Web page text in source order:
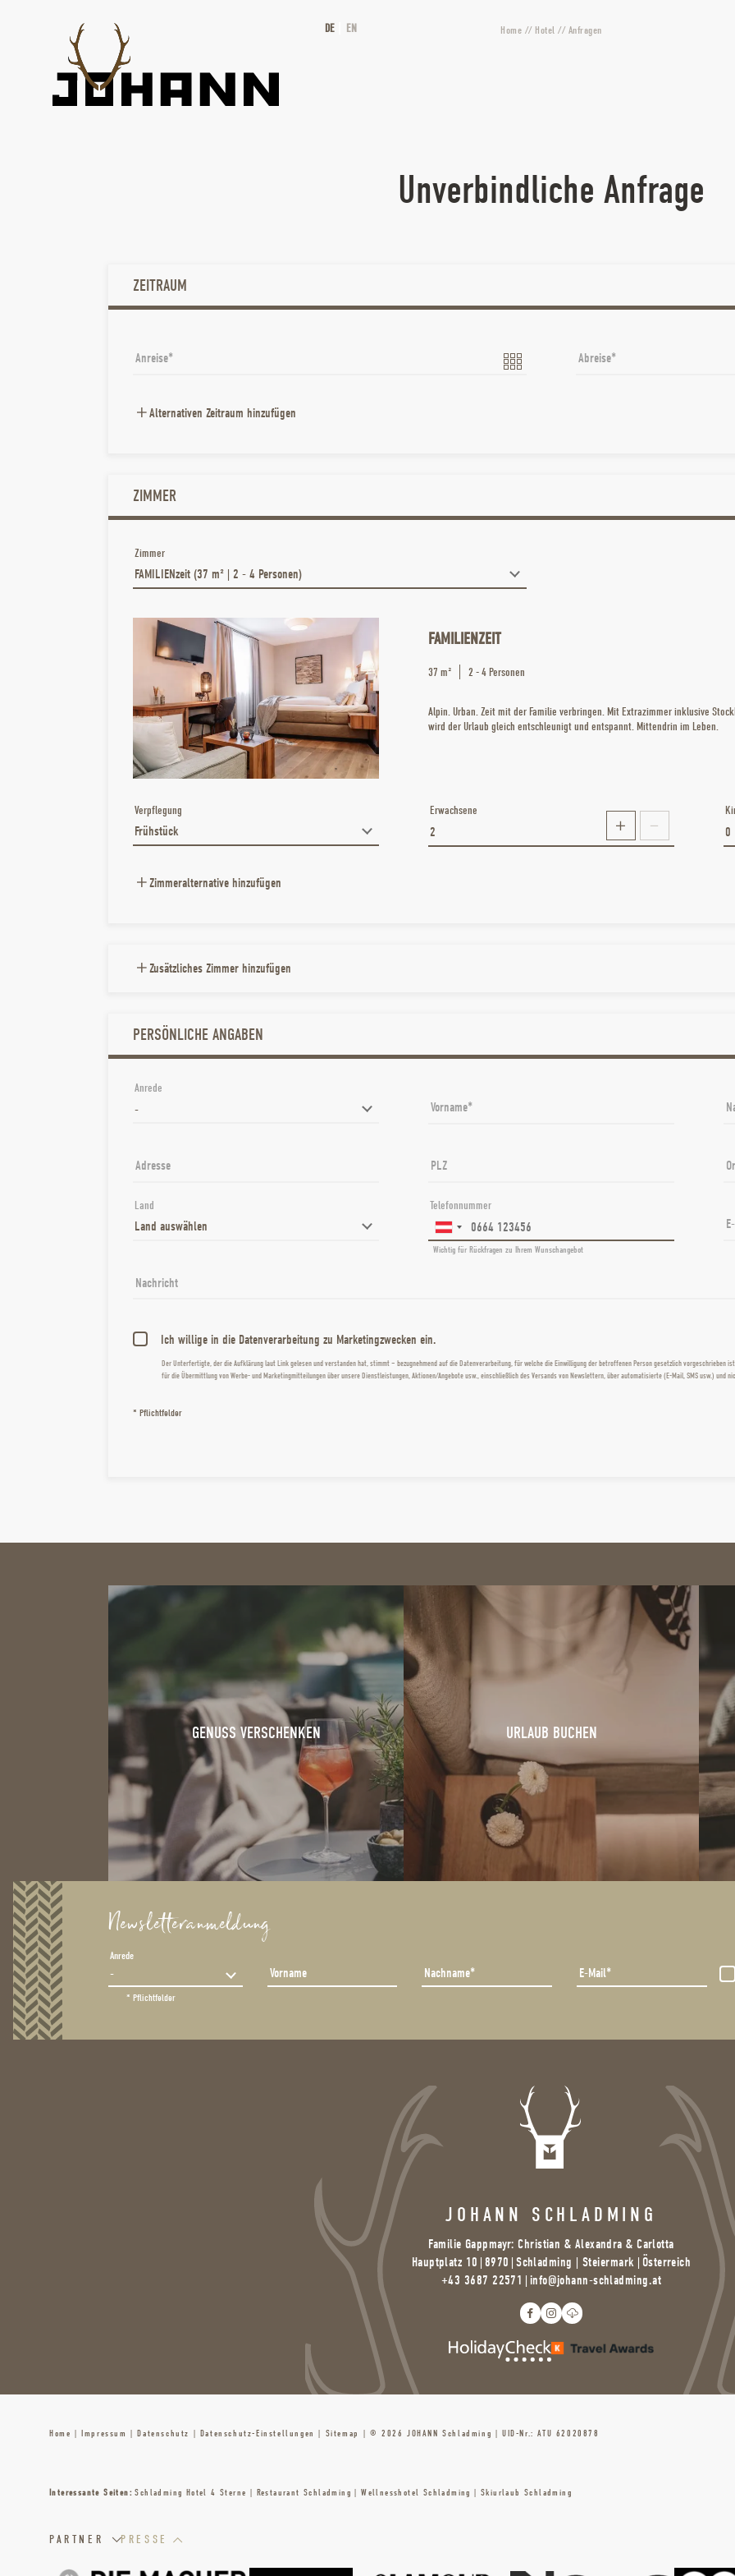
DE EN Home // Hotel// Anfragen
Unverbindliche Anfrage
ZEITRAUM
Anreise Abreise
Alternativen Zeitraum hinzufügen
ZIMMER
Zimmer
FAMILIENZEIT
37 m² 2 -4Personen
Alpin. Urban. Zeit mit der Familie verbringen. Mit Extrazimmer inklusive
wird der Urlaub gleich entschleunigt und entspannt. Mittendrin im Leben.
Verpflegung Erwachsene
Zimmeralternative hinzufügen
Zusätzliches Zimmer hinzufügen
PERSÖNLICHE ANGABEN
Anrede
Vorname
Adresse PLZ
Land
Wichtig für Rückfragen zu Ihrem Wunschangebot
Telefonnummer
Nachricht
Ich willige in die Datenverarbeitung zu Marketingzwecken ein.
Der Unterfertigte, der dieAufklärung laut Linkgelesen und verstanden hat, stimmt – bezugnehmend auf die Datenverarbeitung, für welche die Einwilligung der betroffenen Person gesetzlich vorgeschrieben
für die Übermittlung von Werbe- und Marketingmitteilungen über unsere Dienstleistungen, Aktionen/Angebote usw., einschließlich des Versands von Newslettern, über automatisierte (E-Mail, SMS usw.) und
* Pflichtfelder
GENUSS VERSCHENKEN URLAUB BUCHEN
Newsletteranmeldung
Anrede
Vorname Nachname E-Mail
* Pflichtfelder
JOHANN SCHLADMING
Familie Gappmayr: Christian & Alexandra & Carlotta
Hauptplatz 10
8970 Schladming | Steiermark |
Österreich
+43 3687 22571
info@johann-schladming.at
Home | Impressum| Datenschutz | Datenschutz-Einstellungen| Sitemap | © 2026 JOHANN Schladming | UID-Nr.: ATU 62020878
Interessante Seiten: Schladming Hotel 4 Sterne | Restaurant Schladming |Wellnesshotel Schladming |Skiurlaub Schladming
PARTNER PRESSE